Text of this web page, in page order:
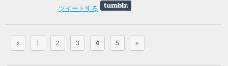
ツイートする
« 1 2 3 4 5 »